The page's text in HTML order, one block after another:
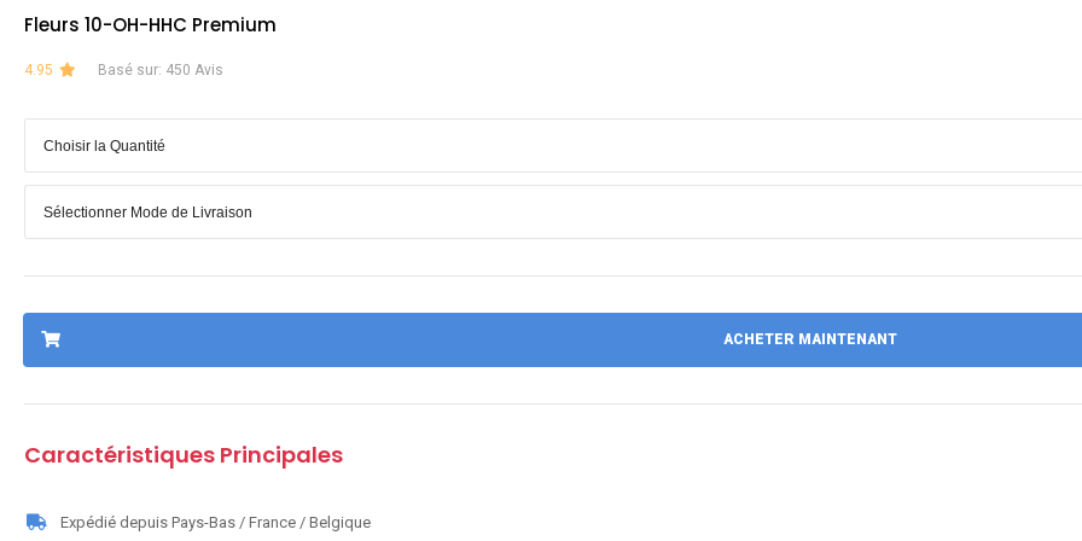
Fleurs 10-OH-HHC Premium
4.95 Basé sur: 450 Avis
ACHETER MAINTENANT
Caractéristiques Principales
Expédié depuis Pays-Bas / France / Belgique